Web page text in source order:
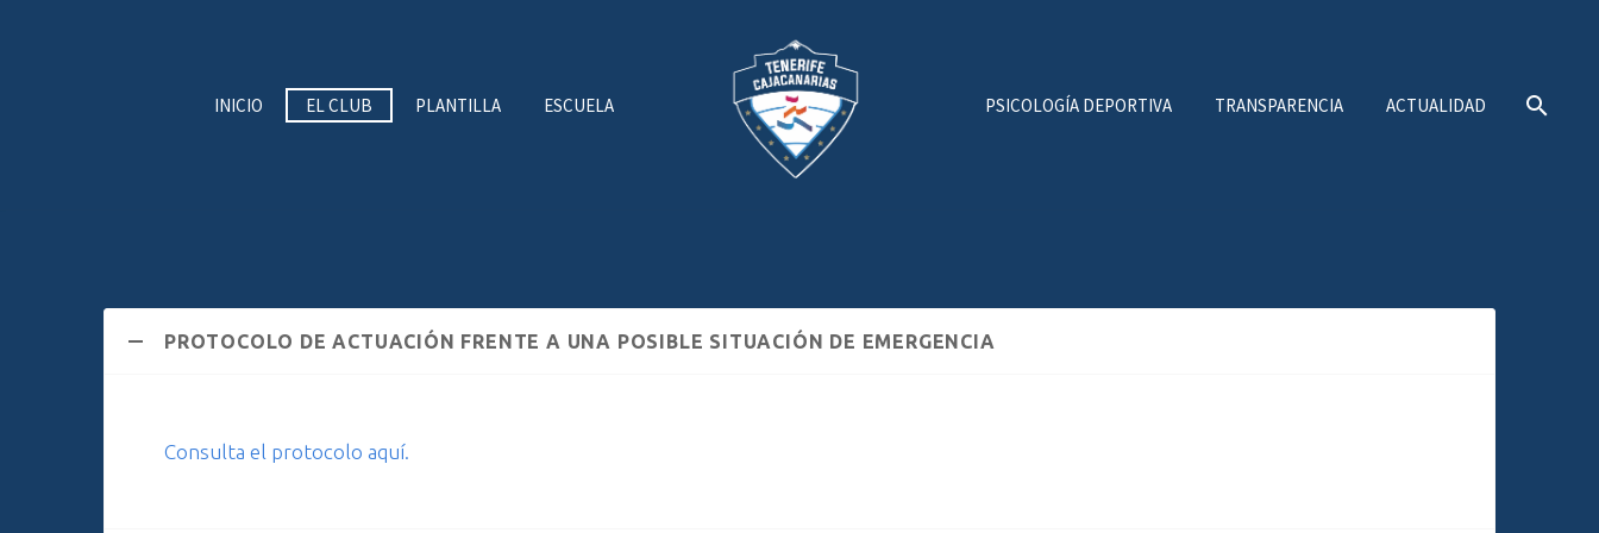
INICIO EL CLUB PLANTILLA ESCUELA PSICOLOGÍA DEPORTIVA TRANSPARENCIA ACTUALIDAD
PROTOCOLO DE ACTUACIÓN FRENTE A UNA POSIBLE SITUACIÓN DE EMERGENCIA
Consulta el protocolo aquí.